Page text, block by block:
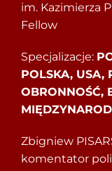
im. Kazimierza
Fellow
Specjalizacje:
POLSKA, USA,
OBRONNOŚĆ,
Zbigniew
komentator